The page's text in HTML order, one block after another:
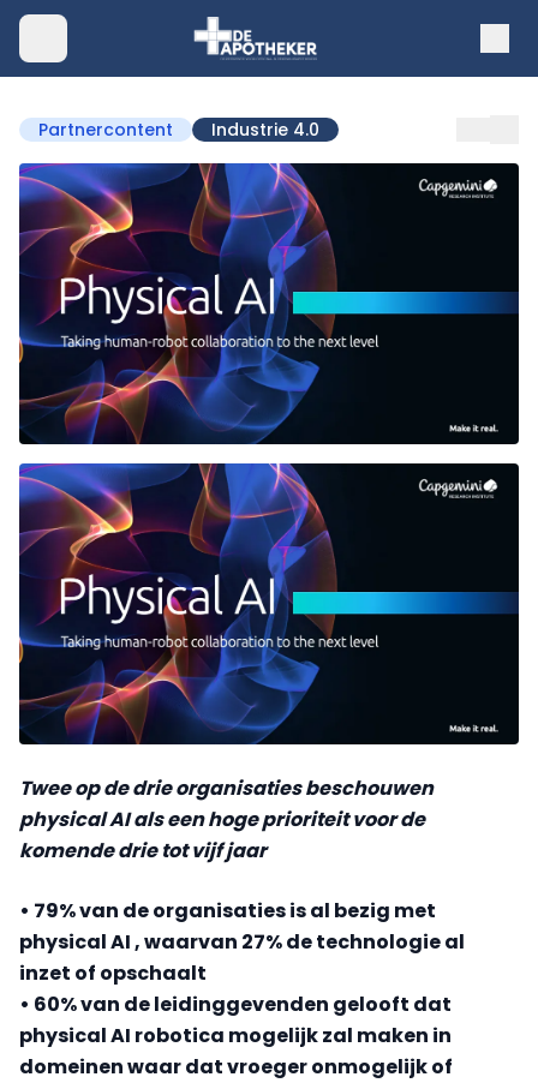
Partnercontent Industrie 4.0
Twee op de drie organisaties beschouwen
physical AI als een hoge prioriteit voor de
komende drie tot vijf jaar
• 79% van de organisaties is al bezig met
physical AI , waarvan 27% de technologie al
inzet of opschaalt
• 60% van de leidinggevenden gelooft dat
physical AI robotica mogelijk zal maken in
domeinen waar dat vroeger onmogelijk of